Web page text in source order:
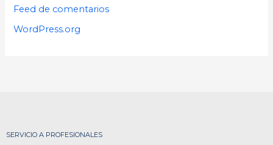
Feed de comentarios
WordPress.org
SERVICIO A PROFESIONALES